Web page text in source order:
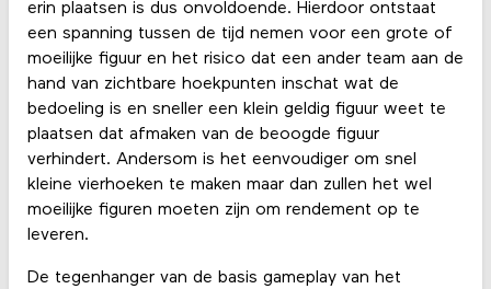
erin plaatsen is dus onvoldoende. Hierdoor ontstaat
een spanning tussen de tijd nemen voor een grote of
moeilijke figuur en het risico dat een ander team aan de
hand van zichtbare hoekpunten inschat wat de
bedoeling is en sneller een klein geldig figuur weet te
plaatsen dat afmaken van de beoogde figuur
verhindert. Andersom is het eenvoudiger om snel
kleine vierhoeken te maken maar dan zullen het wel
moeilijke figuren moeten zijn om rendement op te
leveren.
De tegenhanger van de basis gameplay van het